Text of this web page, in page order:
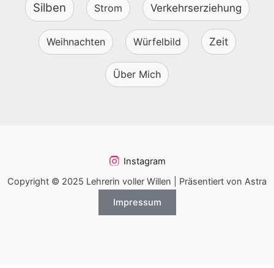
Silben Strom Verkehrserziehung
Weihnachten Würfelbild Zeit
Über Mich
Instagram
Copyright © 2025 Lehrerin voller Willen | Präsentiert von Astra
Impressum